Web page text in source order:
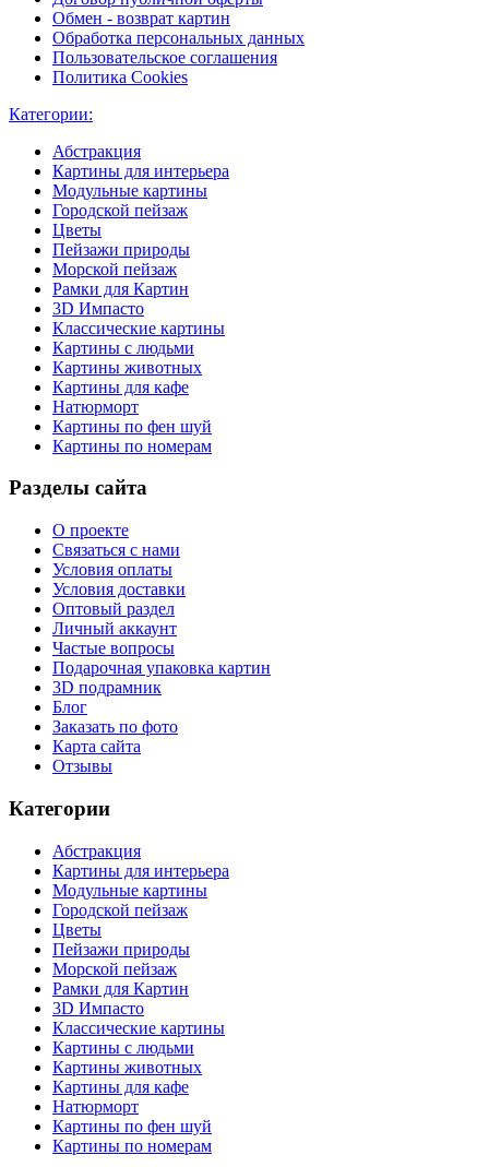
Обмен - возврат картин
Обработка персональных данных
Пользовательское соглашения
Политика Cookies
Категории:
Абстракция
Картины для интерьера
Модульные картины
Городской пейзаж
Цветы
Пейзажи природы
Морской пейзаж
Рамки для Картин
3D Импасто
Классические картины
Картины с людьми
Картины животных
Картины для кафе
Натюрморт
Картины по фен шуй
Картины по номерам
Разделы сайта
О проекте
Связаться с нами
Условия оплаты
Условия доставки
Оптовый раздел
Личный аккаунт
Частые вопросы
Подарочная упаковка картин
3D подрамник
Блог
Заказать по фото
Карта сайта
Отзывы
Категории
Абстракция
Картины для интерьера
Модульные картины
Городской пейзаж
Цветы
Пейзажи природы
Морской пейзаж
Рамки для Картин
3D Импасто
Классические картины
Картины с людьми
Картины животных
Картины для кафе
Натюрморт
Картины по фен шуй
Картины по номерам